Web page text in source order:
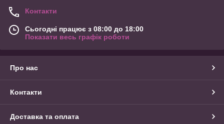
Контакти
Сьогодні працює з 08:00 до 18:00
Показати весь графік роботи
Про нас
Контакти
Доставка та оплата